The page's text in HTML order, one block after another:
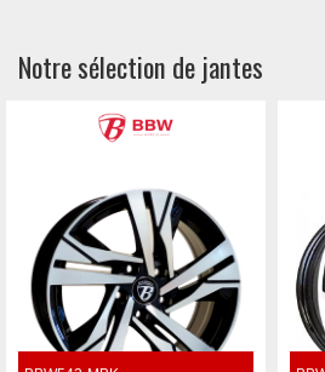
Notre sélection de jantes